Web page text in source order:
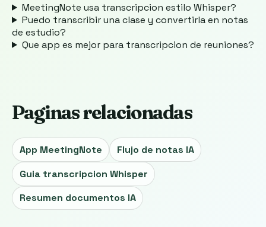
MeetingNote usa transcripcion estilo Whisper?
Puedo transcribir una clase y convertirla en notas
de estudio?
Que app es mejor para transcripcion de reuniones?
Paginas relacionadas
App MeetingNote
Flujo de notas IA
Guia transcripcion Whisper
Resumen documentos IA